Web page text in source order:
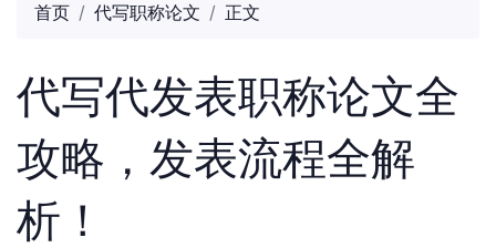
首页 代写职称论文 正文
代写代发表职称论文全
攻略，发表流程全解
析！